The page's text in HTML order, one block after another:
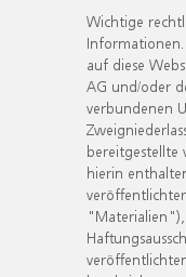
Wichtige
auf diese
AG und/oder
verbundenen
bereitgestellte
hierin